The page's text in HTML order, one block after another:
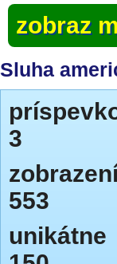
zobraz
Sluha
3
553
unikátne